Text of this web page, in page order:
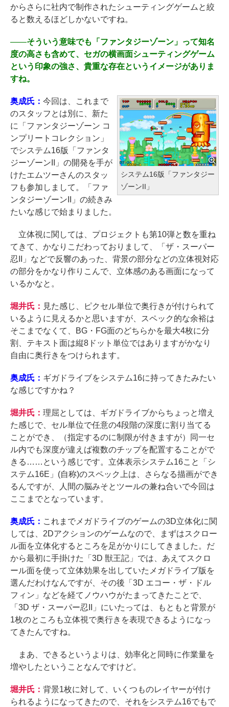
からさらに社内で制作されたシューティングゲームと絞
ると数えるほどしかないですね。
――そういう意味でも「ファンタジーゾーン」って知名
度の高さも含めて、セガの横画面シューティングゲーム
という印象の強さ、貴重な存在というイメージがありま
すね。
システム16版「ファンタジー
ゾーンII」
奥成氏： 今回は、これまで
のスタッフとは別に、新た
に「ファンタジーゾーン コ
ンプリートコレクション」
でシステム16版「ファンタ
ジーゾーンII」の開発を手が
けたエムツーさんのスタッ
フも参加しまして。「ファ
ンタジーゾーンII」の続きみ
たいな感じで始まりました。
立体視に関しては、プロジェクトも第10弾と数を重ね
てきて、かなりこだわっておりまして、「ザ・スーパー
忍II」などで反響のあった、背景の部分などの立体視対応
の部分をかなり作りこんで、立体感のある画面になって
いるかなと。
堀井氏： 見た感じ、ピクセル単位で奥行きが付けられて
いるように見えるかと思いますが、スペック的な余裕は
そこまでなくて、BG・FG面のどちらかを最大4枚に分
割、テキスト面は縦8ドット単位ではありますがかなり
自由に奥行きをつけられます。
奥成氏： ギガドライブをシステム16に持ってきたみたい
な感じですかね？
堀井氏： 理屈としては、ギガドライブからちょっと増え
た感じで、セル単位で任意の4段階の深度に割り当てる
ことができ、（指定するのに制限が付きますが）同一セ
ル内でも深度が違えば複数のチップを配置することがで
きる……という感じです。立体表示システム16こと「シ
ステム16E」(自称)のスペック上は、さらなる描画ができ
るんですが、人間の脳みそとツールの兼ね合いで今回は
ここまでとなっています。
奥成氏： これまでメガドライブのゲームの3D立体化に関
しては、2Dアクションのゲームなので、まずはスクロー
ル面を立体化するところを足がかりにしてきました。だ
から最初に手掛けた「3D 獣王記」では、あえてスクロ
ール面を使って立体効果を出していたメガドライブ版を
選んだわけなんですが、その後「3D エコー・ザ・ドル
フィン」などを経てノウハウがたまってきたことで、
「3D ザ・スーパー忍II」にいたっては、もともと背景が
1枚のところも立体視で奥行きを表現できるようになっ
てきたんですね。
まあ、できるというよりは、効率化と同時に作業量を
増やしたということなんですけど。
堀井氏： 背景1枚に対して、いくつものレイヤーが付け
られるようになってきたので、それをシステム16でもで